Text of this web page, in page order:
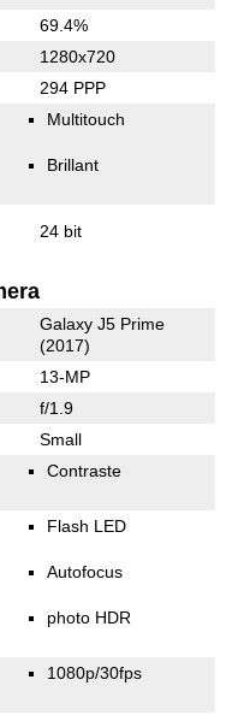
69.4%
1280x720
294 PPP
Multitouch
Brillant
24 bit
Galaxy J5 Prime
(2017)
13-MP
f/1.9
Small
Contraste
Flash LED
Autofocus
photo HDR
1080p/30fps